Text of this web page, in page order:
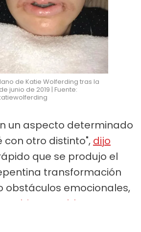
de Katie Wolferding tras la
junio de 2019 | Fuente:
un aspecto determinado
otro distinto", dijo
que se produjo el
transformación
obstáculos emocionales,
cambios notables